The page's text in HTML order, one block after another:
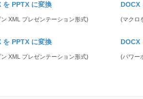
を PPTX に変換
XML プレゼンテーション形式)
DOCX
(マクロ
を PPTX に変換
XML プレゼンテーション形式)
DOCX
(パワー